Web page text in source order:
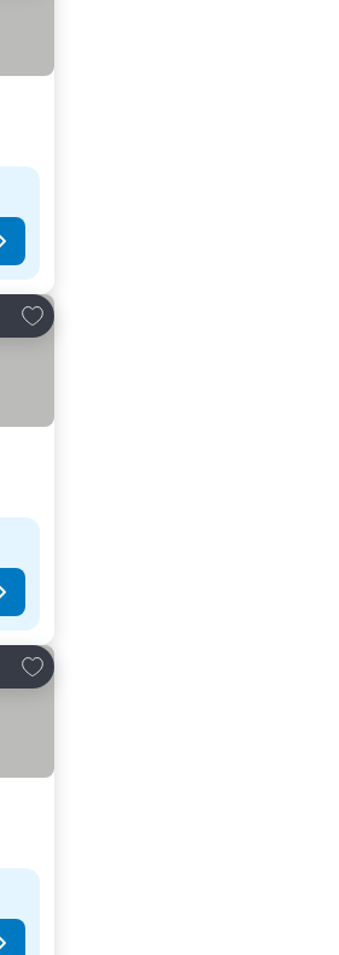
Lisää suosikkeihin
Lisää suosikkeihin